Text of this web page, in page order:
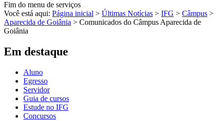
Fim do menu de serviços
Você está aqui: Página inicial > Últimas Notícias > IFG > Câmpus >
Aparecida de Goiânia > Comunicados do Câmpus Aparecida de
Goiânia
Em destaque
Aluno
Egresso
Servidor
Guia de cursos
Estude no IFG
Concursos